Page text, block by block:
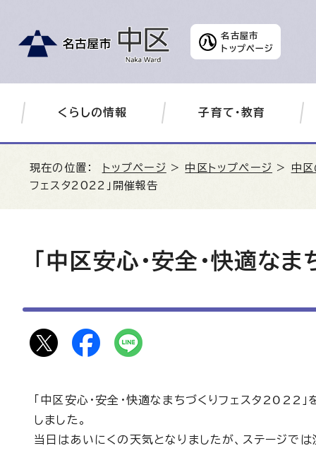
名古屋市
トップページ
くらしの情報 子育て・教育
現在の位置： トップページ > 中区トップページ > 中区
フェスタ2022」開催報告
「中区安心・安全・快適な
「中区安心・安全・快適なまちづくりフェスタ2022
しました。
当日はあいにくの天気となりましたが、ステージで